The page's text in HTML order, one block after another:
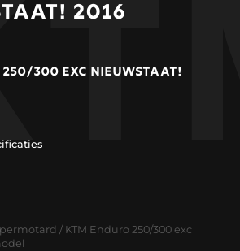
2016
250/300 EXC NIEUWSTAAT!
/ KTM Enduro 250/300 exc